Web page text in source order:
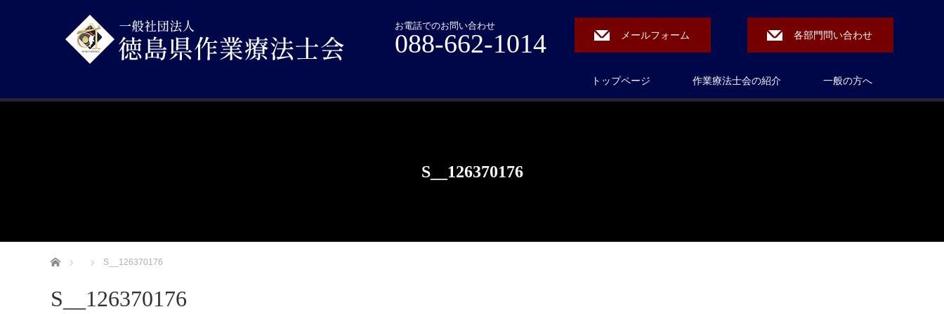
お電話でのお問い合わせ
088-662-1014 メールフォーム 各部門問い合わせ
トップページ 作業療法士会の紹介 一般の方へ
S__126370176
ホーム S__126370176
S__126370176